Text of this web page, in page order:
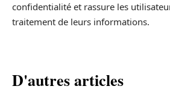
confidentialité et rassure les
traitement de leurs informations.
D'autres articles